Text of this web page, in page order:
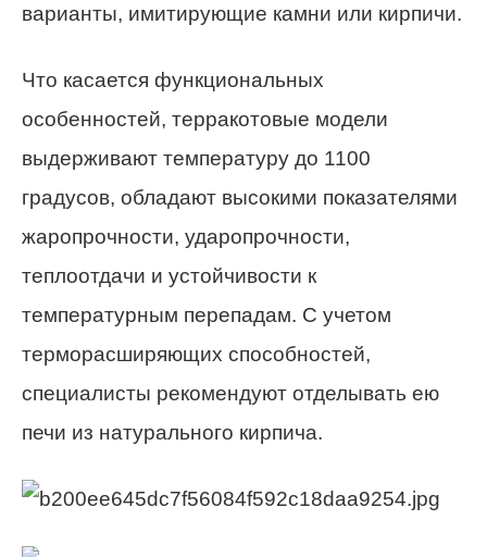
варианты, имитирующие камни или кирпичи.
Что касается функциональных
особенностей, терракотовые модели
выдерживают температуру до 1100
градусов, обладают высокими показателями
жаропрочности, ударопрочности,
теплоотдачи и устойчивости к
температурным перепадам. С учетом
терморасширяющих способностей,
специалисты рекомендуют отделывать ею
печи из натурального кирпича.